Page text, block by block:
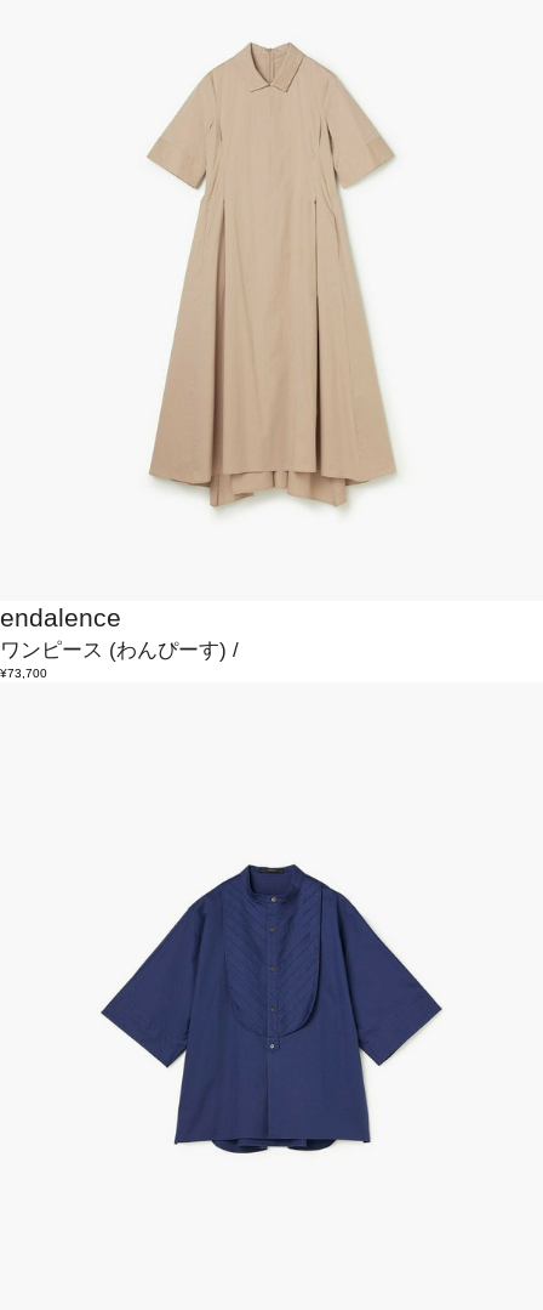
endalence
ワンピース (わんぴーす) /
¥73,700